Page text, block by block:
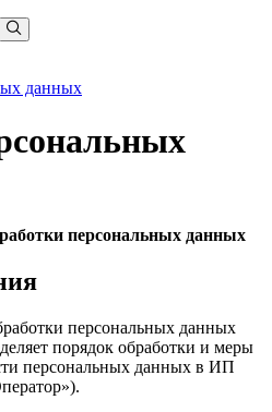
данных
персональных данных
персональных данных
порядок обработки и меры
персональных данных в ИП